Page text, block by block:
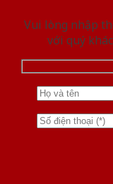
Vui lòng nhập
với quý